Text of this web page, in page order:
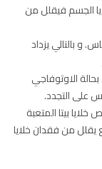
الجسم فيقلل من
و بالتالي يزداد
الاوتوفاجي
على التجدد.
بيتا المتعبة
يقلل من فقدان خلايا